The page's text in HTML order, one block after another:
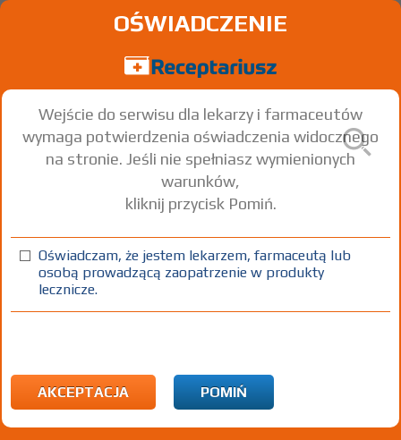
Znaleziono wyników:
R03 Leki stosowane w chorobach obturacyjnych dróg
oddechowych
R03A Leki adrenergiczne stosowane wziewnie
OŚWIADCZENIE
Wejście do serwisu dla lekarzy i farmaceutów
wymaga potwierdzenia oświadczenia widocznego
na stronie. Jeśli nie spełniasz wymienionych
warunków,
kliknij przycisk Pomiń.
Oświadczam, że jestem lekarzem, farmaceutą lub
osobą prowadzącą zaopatrzenie w produkty
lecznicze.
AKCEPTACJA POMIŃ